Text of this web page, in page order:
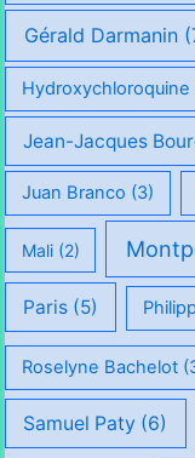
Gérald Darmanin
Hydroxychloroquine
Jean-Jacques
Juan Branco (3)
Mali(2)
Paris(5)
Roselyne Bachelot
Samuel Paty (6)